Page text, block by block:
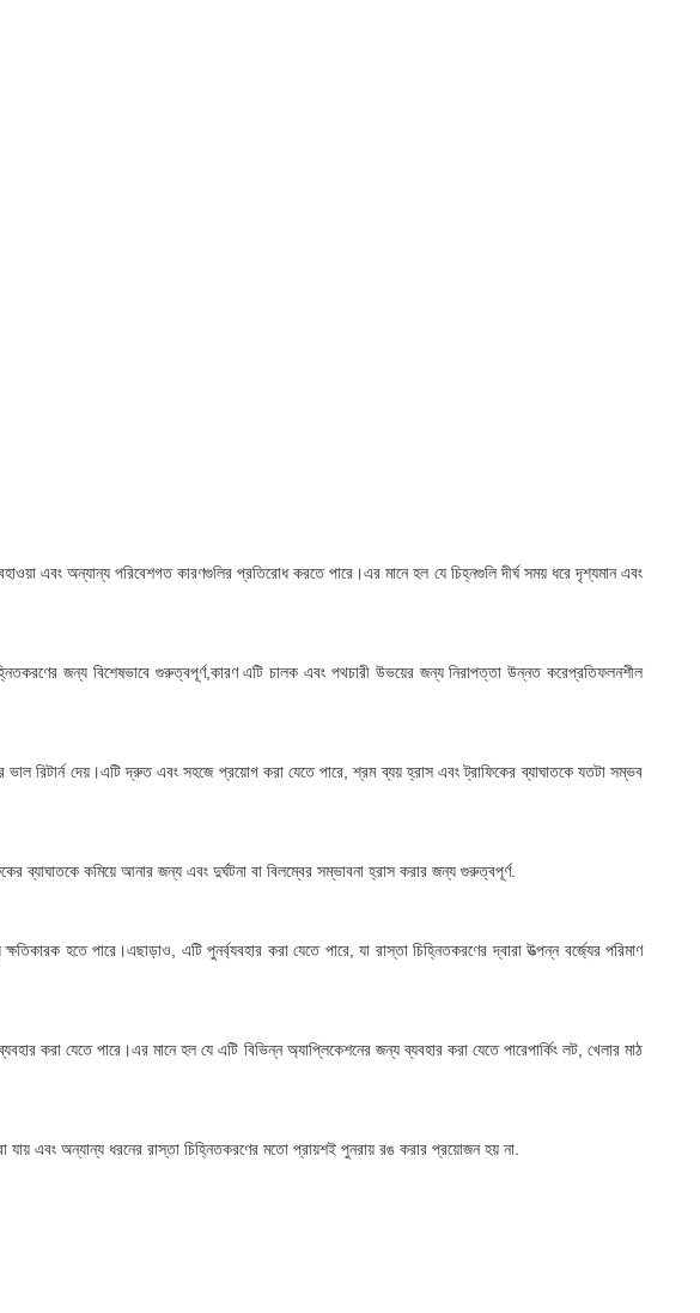
এবং অন্যান্য পরিবেশগত কারণগুলির প্রতিরোধ করতে পারে।এর মানে হল যে চিহ্নগুলি দীর্ঘ সময় ধরে দৃশ্যমান এবং
জন্য বিশেষভাবে গুরুত্বপূর্ণ,কারণ এটি চালক এবং পথচারী উভয়ের জন্য নিরাপত্তা উন্নত করেপ্রতিফলনশীল
ভাল রিটার্ন দেয়।এটি দ্রুত এবং সহজে প্রয়োগ করা যেতে পারে, শ্রম ব্যয় হ্রাস এবং ট্রাফিকের ব্যাঘাতকে যতটা সম্ভব
ব্যাঘাতকে কমিয়ে আনার জন্য এবং দুর্ঘটনা বা বিলম্বের সম্ভাবনা হ্রাস করার জন্য গুরুত্বপূর্ণ.
হতে পারে।এছাড়াও, এটি পুনর্ব্যবহার করা যেতে পারে, যা রাস্তা চিহ্নিতকরণের দ্বারা উত্পন্ন বর্জ্যের পরিমাণ
করা যেতে পারে।এর মানে হল যে এটি বিভিন্ন অ্যাপ্লিকেশনের জন্য ব্যবহার করা যেতে পারেপার্কিং লট, খেলার মাঠ
যায় এবং অন্যান্য ধরনের রাস্তা চিহ্নিতকরণের মতো প্রায়শই পুনরায় রঙ করার প্রয়োজন হয় না.